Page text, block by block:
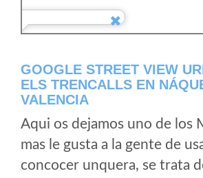
GOOGLE STREET VIEW
ELS TRENCALLS EN
VALENCIA
Aqui os dejamos uno de los
mas le gusta a la gente de
concocer unquera, se trata